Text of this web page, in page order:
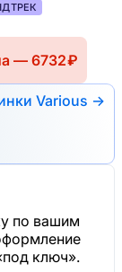
— 6732 ₽
Various →
по вашим
ключ».